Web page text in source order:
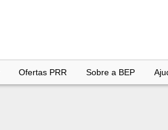
Ofertas PRR Sobre a BEP